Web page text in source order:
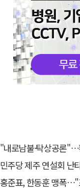
"내로남불·탁상공론"…황희 '
민주당 제주 연설회 난타전
홍준표, 한동훈 맹폭…"조